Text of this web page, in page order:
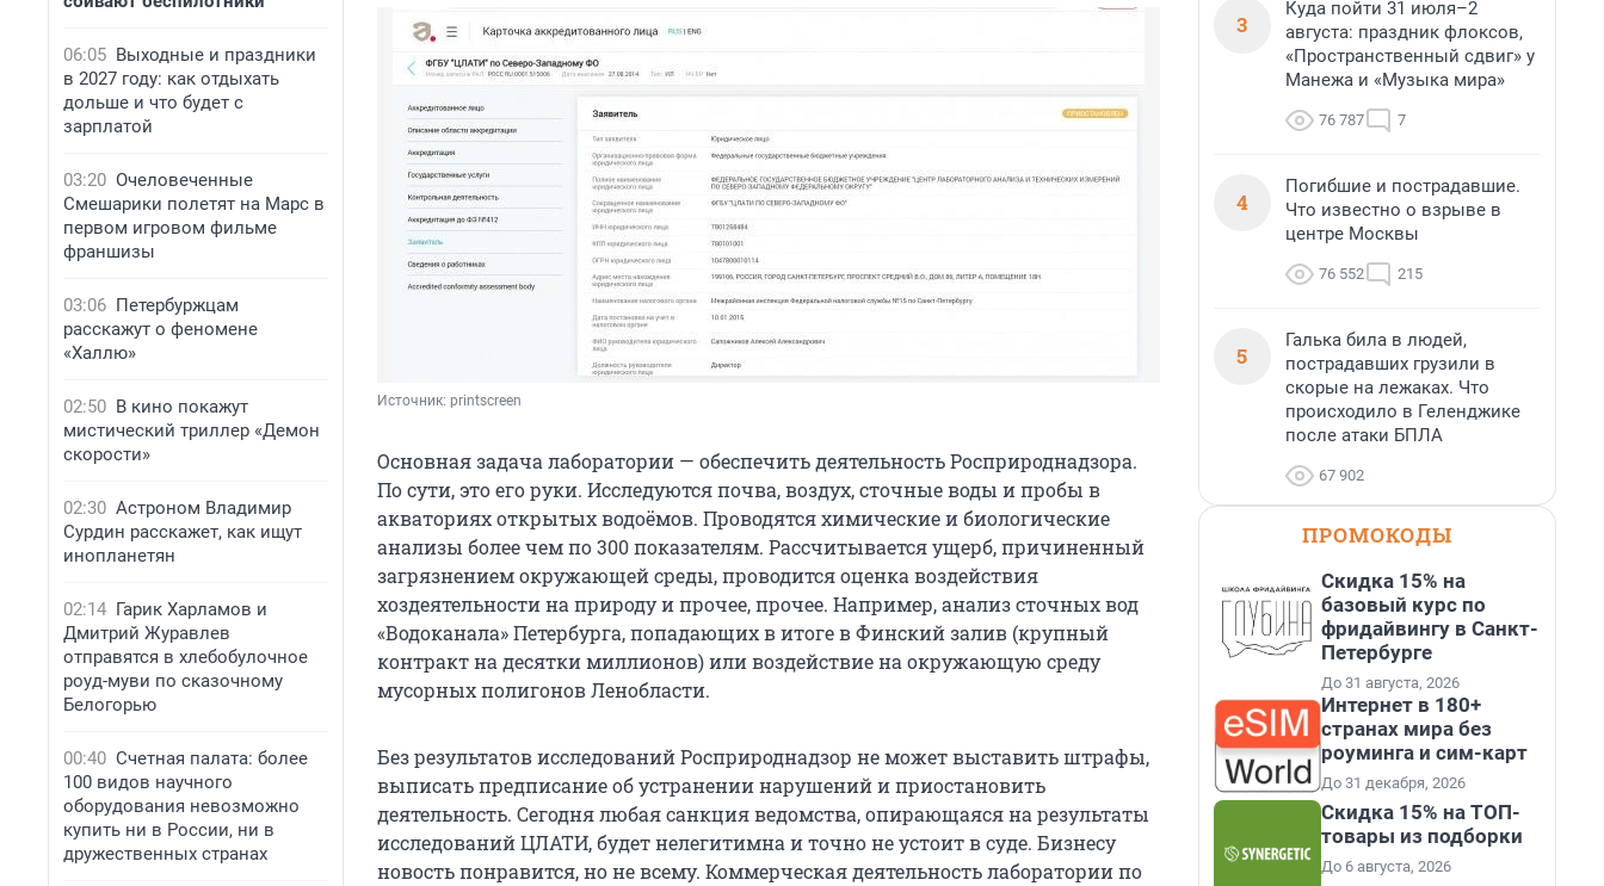
06:05 Выходные и праздники
в 2027 году: как отдыхать
дольше и что будет с
зарплатой
03:20 Очеловеченные
Смешарики полетят на Марс в
первом игровом фильме
франшизы
03:06 Петербуржцам
расскажут о феномене
«Халлю»
02:50 В кино покажут
мистический триллер «Демон
скорости»
02:30 Астроном Владимир
Сурдин расскажет, как ищут
инопланетян
02:14 Гарик Харламов и
Дмитрий Журавлев
отправятся в хлебобулочное
роуд-муви по сказочному
Белогорью
00:40 Счетная палата: более
100 видов научного
оборудования невозможно
купить ни в России, ни в
дружественных странах
Источник: printscreen
Основная задача лаборатории — обеспечить деятельность Росприроднадзора.
По сути, это его руки. Исследуются почва, воздух, сточные воды и пробы в
акваториях открытых водоёмов. Проводятся химические и биологические
анализы более чем по 300 показателям. Рассчитывается ущерб, причиненный
загрязнением окружающей среды, проводится оценка воздействия
хоздеятельности на природу и прочее, прочее. Например, анализ сточных вод
«Водоканала» Петербурга, попадающих в итоге в Финский залив (крупный
контракт на десятки миллионов) или воздействие на окружающую среду
мусорных полигонов Ленобласти.
Без результатов исследований Росприроднадзор не может выставить штрафы,
выписать предписание об устранении нарушений и приостановить
деятельность. Сегодня любая санкция ведомства, опирающаяся на результаты
исследований ЦЛАТИ, будет нелегитимна и точно не устоит в суде. Бизнесу
новость понравится, но не всему. Коммерческая деятельность лаборатории по
3
Куда пойти 31 июля–2
августа: праздник флоксов,
«Пространственный сдвиг» у
Манежа и «Музыка мира»
76 787 7
4
Погибшие и пострадавшие.
Что известно о взрыве в
центре Москвы
76 552 215
5
Галька била в людей,
пострадавших грузили в
скорые на лежаках. Что
происходило в Геленджике
после атаки БПЛА
67 902
ПРОМОКОДЫ
Скидка 15% на
базовый курс по
фридайвингу в Санкт-
Петербурге
До 31 августа, 2026
Интернет в 180+
странах мира без
роуминга и сим-карт
До 31 декабря, 2026
Скидка 15% на ТОП-
товары из подборки
До 6 августа, 2026